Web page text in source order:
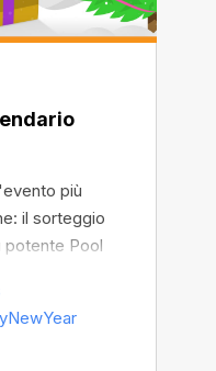
più
il sorteggio
potente Pool
parteciperanno
il premio